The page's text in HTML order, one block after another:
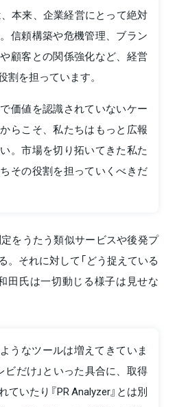
本来、企業経営にとって絶対
信頼構築や危機管理、ブラン
顧客との関係強化など、経営
を担っています。
価値を認識されていないケー
らこそ、私たちはもっと広報
。市場を切り拓いてきた私た
その役割を担っていくべきだ
をうたう類似サービスや後発プ
。それに対して「どう捉えている
田氏は一切動じる様子は見せな
うなツールは増えてきていま
ビだけ」といった具合に、取得
いたり『PR Analyzer』とは別